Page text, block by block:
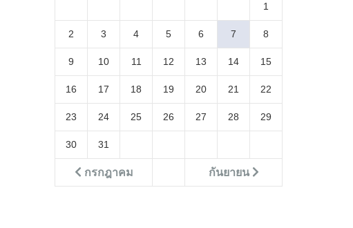
กรกฎาคม กันยายน
1
2 3 4 5 6 7 8
9 10 11 12 13 14 15
16 17 18 19 20 21 22
23 24 25 26 27 28 29
30 31